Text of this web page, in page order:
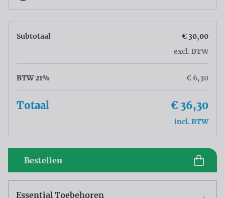
Subtotaal
€ 30,00
excl. BTW
BTW 21% € 6,30
Totaal € 36,30
incl. BTW
Bestellen
Essential Toebehoren